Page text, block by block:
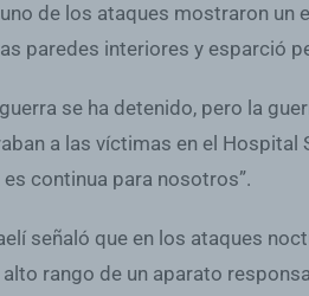
de los ataques mostraron un
paredes interiores y esparció
se ha detenido, pero la
a las víctimas en el Hospital
continua para nosotros”.
señaló que en los ataques
rango de un aparato